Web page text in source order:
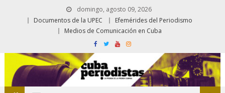
domingo, agosto 09, 2026
Documentos de la UPEC
Efemérides del Periodismo
Medios de Comunicación en Cuba